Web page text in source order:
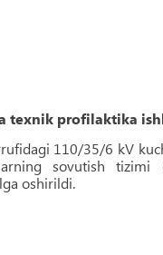
texnik profilaktika
110/35/6 kV
sovutish tizimi
oshirildi.